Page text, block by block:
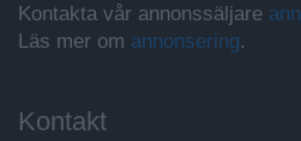
Kontakta vår annonssäljare
Läs mer om annonsering.
Kontakt